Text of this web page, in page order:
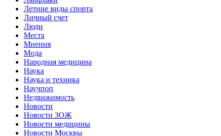
Летние виды спорта
Личный счет
Люди
Места
Мнения
Мода
Народная медицина
Наука
Наука и техника
Научпоп
Недвижимость
Новости
Новости ЗОЖ
Новости медицины
Новости Москвы